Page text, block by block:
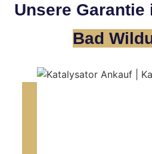
Unsere Garantie
Bad